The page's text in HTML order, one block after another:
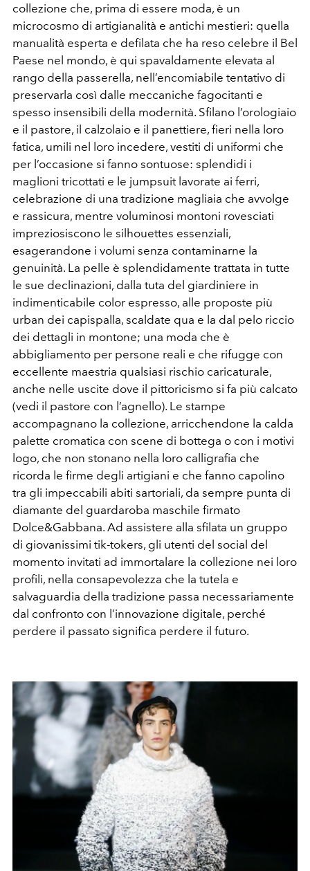
collezione che, prima di essere moda, è un
microcosmo di artigianalità e antichi mestieri: quella
manualità esperta e defilata che ha reso celebre il Bel
Paese nel mondo, è qui spavaldamente elevata al
rango della passerella, nell’encomiabile tentativo di
preservarla così dalle meccaniche fagocitanti e
spesso insensibili della modernità. Sfilano l’orologiaio
e il pastore, il calzolaio e il panettiere, fieri nella loro
fatica, umili nel loro incedere, vestiti di uniformi che
per l’occasione si fanno sontuose: splendidi i
maglioni tricottati e le jumpsuit lavorate ai ferri,
celebrazione di una tradizione magliaia che avvolge
e rassicura, mentre voluminosi montoni rovesciati
impreziosiscono le silhouettes essenziali,
esagerandone i volumi senza contaminarne la
genuinità. La pelle è splendidamente trattata in tutte
le sue declinazioni, dalla tuta del giardiniere in
indimenticabile color espresso, alle proposte più
urban dei capispalla, scaldate qua e la dal pelo riccio
dei dettagli in montone; una moda che è
abbigliamento per persone reali e che rifugge con
eccellente maestria qualsiasi rischio caricaturale,
anche nelle uscite dove il pittoricismo si fa più calcato
(vedi il pastore con l’agnello). Le stampe
accompagnano la collezione, arricchendone la calda
palette cromatica con scene di bottega o con i motivi
logo, che non stonano nella loro calligrafia che
ricorda le firme degli artigiani e che fanno capolino
tra gli impeccabili abiti sartoriali, da sempre punta di
diamante del guardaroba maschile firmato
Dolce&Gabbana. Ad assistere alla sfilata un gruppo
di giovanissimi tik-tokers, gli utenti del social del
momento invitati ad immortalare la collezione nei loro
profili, nella consapevolezza che la tutela e
salvaguardia della tradizione passa necessariamente
dal confronto con l’innovazione digitale, perché
perdere il passato significa perdere il futuro.